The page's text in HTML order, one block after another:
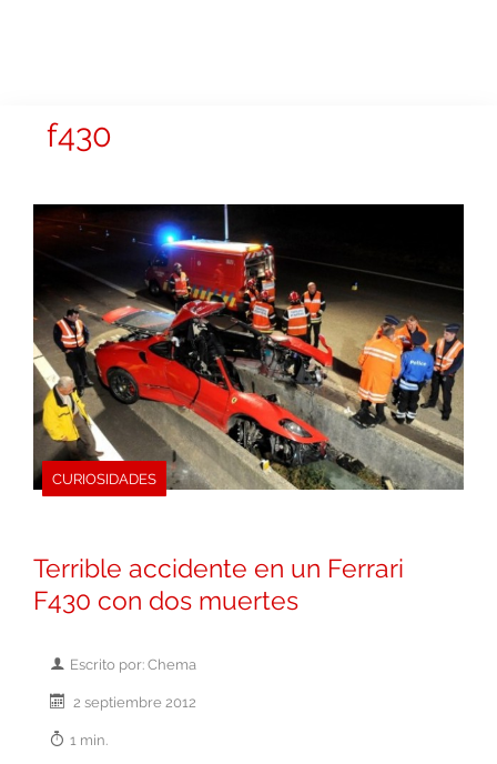
f430
CURIOSIDADES
Terrible accidente en un Ferrari
F430 con dos muertes
Escrito por: Chema
2 septiembre 2012
1 min.